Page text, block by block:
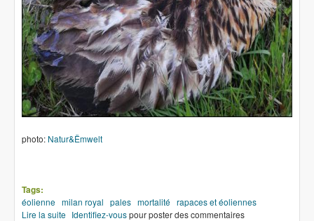
photo: Natur&Ëmwelt
Tags:
éolienne milan royal pales mortalité rapaces et éoliennes
Lire la suite de Milan tué, éolienne arrêtée au Luxembourg
Identifiez-vouspour poster des commentaires